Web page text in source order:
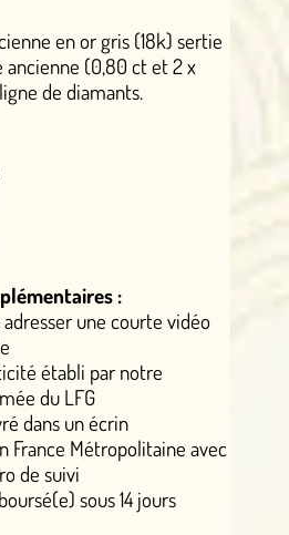
en or gris (18k) sertie
ancienne (0,80 ct et 2 x
de diamants.
:
une courte vidéo
établi par notre
du LFG
dans un écrin
France Métropolitaine avec
de suivi
sous 14 jours